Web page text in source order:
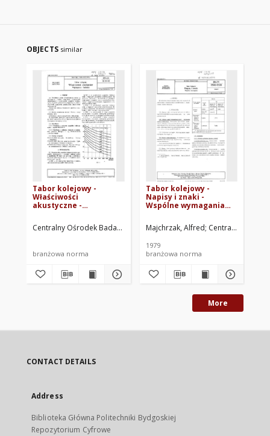
OBJECTS similar
Tabor kolejowy -
Właściwości
akustyczne -
BN-69/3510-08
Centralny Ośrodek Badań i Rozwoju Techniki Kolejnictwa. Oprac.
branżowa norma
Tabor kolejowy -
Napisy i znaki -
Wspólne wymagania
Majchrzak, Alfred Centralny
1979
branżowa norma
More
CONTACT DETAILS
Address
Biblioteka Główna Politechniki Bydgoskiej
Repozytorium Cyfrowe